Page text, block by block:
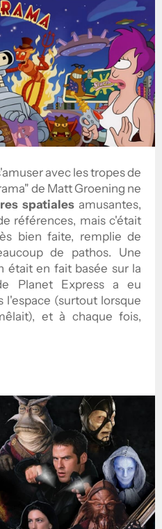
avec les tropes de
de Matt Groening ne
spatialesamusantes,
références, mais c'était
bien faite, remplie de
de pathos. Une
était en fait basée sur la
Planet Express a eu
l'espace (surtout lorsque
et à chaque fois,